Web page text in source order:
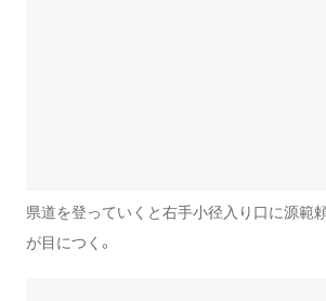
県道を登っていくと右手小径入り口に源範
が目につく。